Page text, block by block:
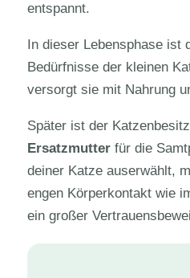
entspannt.
In dieser Lebensphase ist
Bedürfnisse der kleinen
versorgt sie mit Nahrung
Später ist der
Ersatzmutterfür die
deiner Katze auserwählt,
engen Körperkontakt wie
ein großer